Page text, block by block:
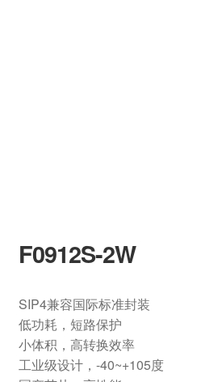
F0912S-2W
SIP4兼容国际标准封装
低功耗，短路保护
小体积，高转换效率
工业级设计，-40~+105度